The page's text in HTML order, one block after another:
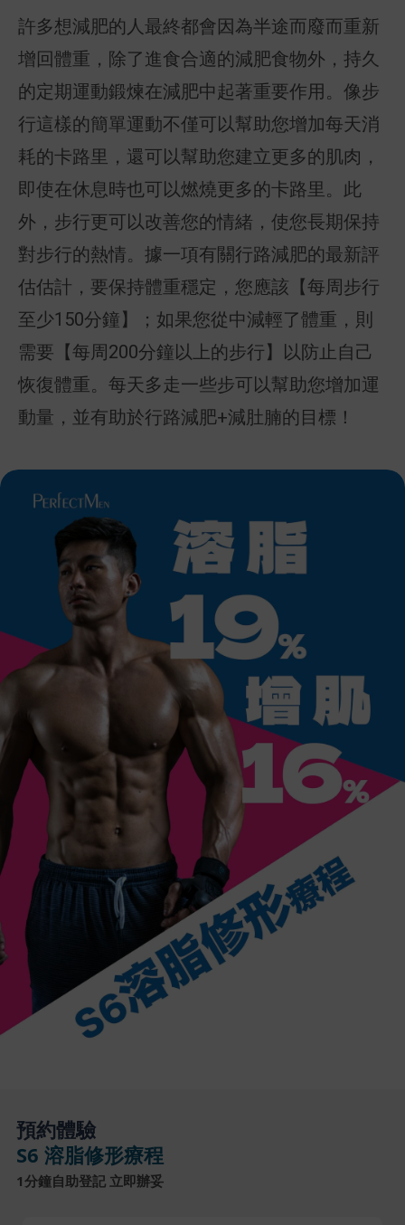
許多想減肥的人最終都會因為半途而廢而重新
增回體重，除了進食合適的減肥食物外，持久
的定期運動鍛煉在減肥中起著重要作用。像步
行這樣的簡單運動不僅可以幫助您增加每天消
耗的卡路里，還可以幫助您建立更多的肌肉，
即使在休息時也可以燃燒更多的卡路里。此
外，步行更可以改善您的情緒，使您長期保持
對步行的熱情。據一項有關行路減肥的最新評
估估計，要保持體重穩定，您應該【每周步行
至少150分鐘】；如果您從中減輕了體重，則
需要【每周200分鐘以上的步行】以防止自己
恢復體重。每天多走一些步可以幫助您增加運
動量，並有助於行路減肥+減肚腩的目標！
預約體驗
S6 溶脂修形療程
1分鐘自助登記 立即辦妥